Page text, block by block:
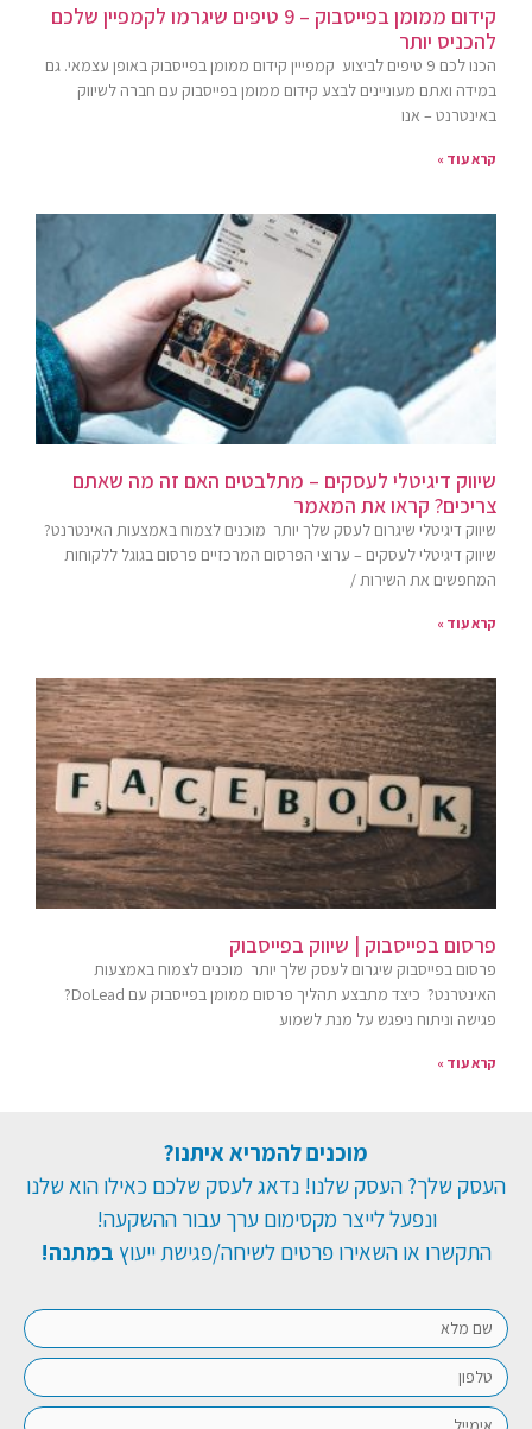
קידום ממומן בפייסבוק – 9 טיפים שיגרמו לקמפיין שלכם
להכניס יותר
הכנו לכם 9 טיפים לביצוע קמפייין קידום ממומן בפייסבוק באופן עצמאי. גם
במידה ואתם מעוניינים לבצע קידום ממומן בפייסבוק עם חברה לשיווק
באינטרנט – אנו
קרא עוד »
שיווק דיגיטלי לעסקים – מתלבטים האם זה מה שאתם
צריכים? קראו את המאמר
שיווק דיגיטלי שיגרום לעסק שלך יותר ​ מוכנים לצמוח באמצעות האינטרנט?
שיווק דיגיטלי לעסקים – ערוצי הפרסום המרכזיים פרסום בגוגל ללקוחות
המחפשים את השירות /
קרא עוד »
פרסום בפייסבוק | שיווק בפייסבוק
פרסום בפייסבוק שיגרום לעסק שלך יותר ​ מוכנים לצמוח באמצעות
האינטרנט? כיצד מתבצע תהליך פרסום ממומן בפייסבוק עם DoLead?
פגישה וניתוח ניפגש על מנת לשמוע
קרא עוד »
מוכנים להמריא איתנו?
העסק שלך? העסק שלנו! נדאג לעסק שלכם כאילו הוא שלנו
ונפעל לייצר מקסימום ערך עבור ההשקעה!
התקשרו או השאירו פרטים לשיחה/פגישת ייעוץ במתנה!